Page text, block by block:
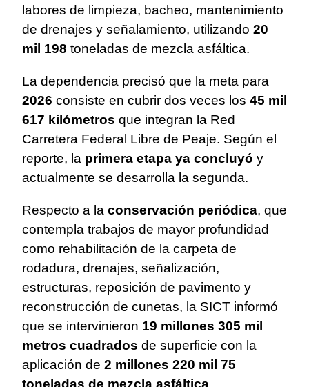
labores de limpieza, bacheo, mantenimiento
de drenajes y señalamiento, utilizando 20
mil 198 toneladas de mezcla asfáltica.
La dependencia precisó que la meta para
2026 consiste en cubrir dos veces los 45 mil
617 kilómetros que integran la Red
Carretera Federal Libre de Peaje. Según el
reporte, la primera etapa ya concluyó y
actualmente se desarrolla la segunda.
Respecto a la conservación periódica, que
contempla trabajos de mayor profundidad
como rehabilitación de la carpeta de
rodadura, drenajes, señalización,
estructuras, reposición de pavimento y
reconstrucción de cunetas, la SICT informó
que se intervinieron 19 millones 305 mil
metros cuadrados de superficie con la
aplicación de 2 millones 220 mil 75
toneladas de mezcla asfáltica